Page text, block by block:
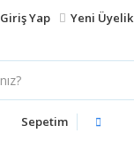
Giriş Yap Yeni Üyelik
Sepetim